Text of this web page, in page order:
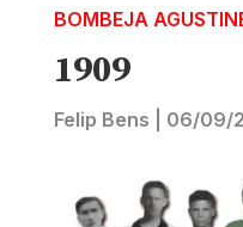
BOMBEJA
1909
Felip Bens 06/09/